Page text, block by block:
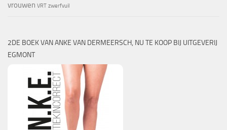
vrouwen VRT zwerfvuil
2DE BOEK VAN ANKE VAN DERMEERSCH, NU TE KOOP BIJ UITGEVERIJ
EGMONT